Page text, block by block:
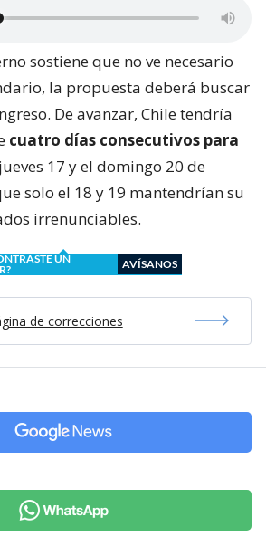
sostiene que no ve necesario
la propuesta deberá buscar
De avanzar, Chile tendría
cuatro días consecutivos para
17 y el domingo 20 de
solo el 18 y 19 mantendrían su
irrenunciables.
UN
AVÍSANOS
de correcciones